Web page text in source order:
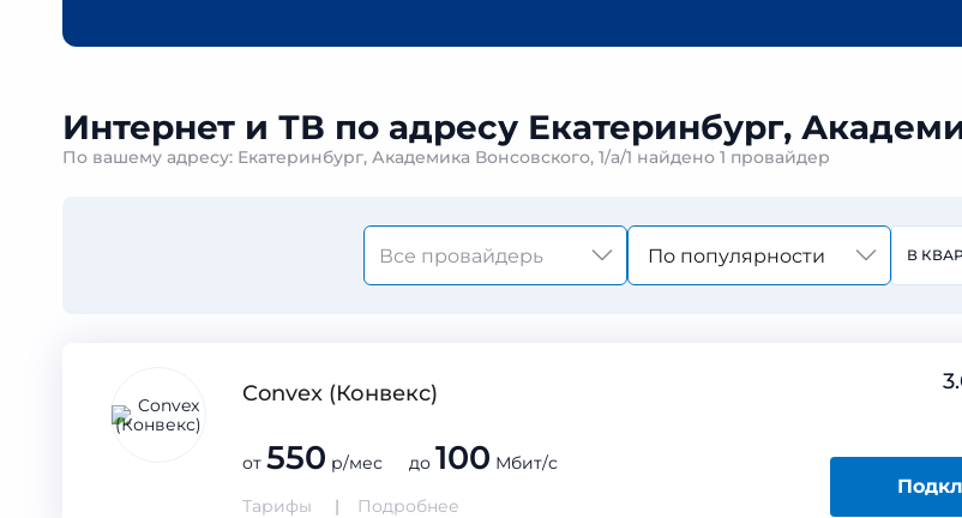
Интернет и ТВ по адресу Екатеринбург,
По вашему адресу: Екатеринбург, Академика Вонсовского, 1/а/1 найдено 1 провайдер
По популярности В
Convex (Конвекс)
от 550 р/мес до 100 Мбит/с
Тарифы
Подробнее